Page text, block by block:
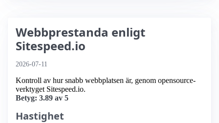
Webbprestanda enligt
Sitespeed.io
2026-07-11
Kontroll av hur snabb webbplatsen är, genom opensource-
verktyget Sitespeed.io.
Betyg: 3.89 av 5
Hastighet